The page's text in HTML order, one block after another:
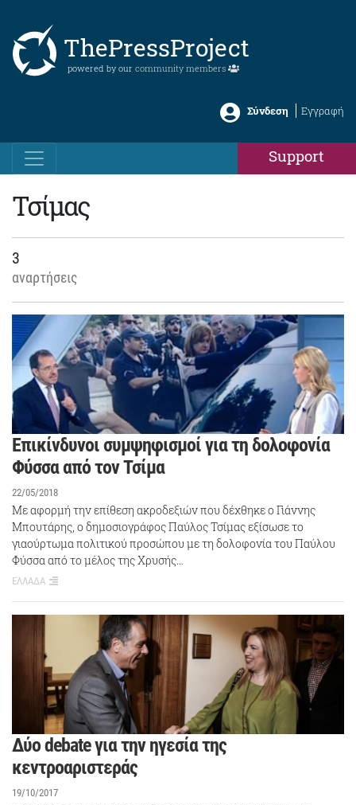
ThePressProject
powered by our community members
Σύνδεση Εγγραφή
Support
Τσίμας
3
αναρτήσεις
Επικίνδυνοι συμψηφισμοί για τη δολοφονία
Φύσσα από τον Τσίμα
22/05/2018
Με αφορμή την επίθεση ακροδεξιών που δέχθηκε ο Γιάννης
Μπουτάρης, ο δημοσιογράφος Παύλος Τσίμας εξίσωσε το
γιαούρτωμα πολιτικού προσώπου με τη δολοφονία του Παύλου
Φύσσα από το μέλος της Χρυσής…
ΕΛΛΑΔΑ
Δύο debate για την ηγεσία της
κεντροαριστεράς
19/10/2017